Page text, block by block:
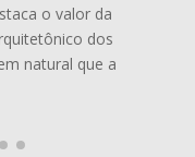
o valor da
dos
natural que a